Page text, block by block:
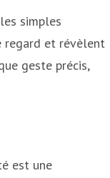
simples
regard et révèlent
geste précis,
est une